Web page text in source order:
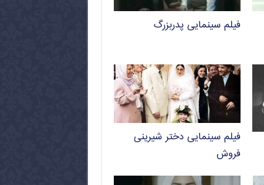
فیلم سینمایی پدربزرگ
فیلم سینمایی دختر شیرینی
فروش